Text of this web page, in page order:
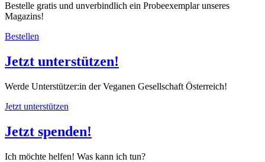
Bestelle gratis und unverbindlich ein Probeexemplar unseres
Magazins!
Bestellen
Jetzt unterstützen!
Werde Unterstützer:in der Veganen Gesellschaft Österreich!
Jetzt unterstützen
Jetzt spenden!
Ich möchte helfen! Was kann ich tun?